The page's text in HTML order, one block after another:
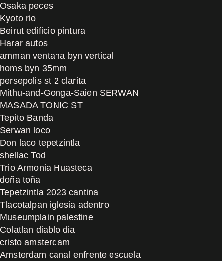
Osaka peces
Kyoto rio
Beirut edificio pintura
Harar autos
amman ventana byn vertical
homs byn 35mm
persepolis st 2 clarita
Mithu-and-Gonga-Saien SERWAN
MASADA TONIC ST
Tepito Banda
Serwan loco
Don laco tepetzintla
shellac Tod
Trio Armonia Huasteca
doña toña
Tepetzintla 2023 cantina
Tlacotalpan iglesia adentro
Museumplain palestine
Colatlan diablo dia
cristo amsterdam
Amsterdam canal enfrente escuela